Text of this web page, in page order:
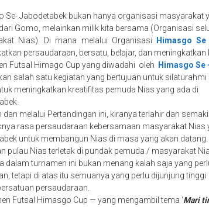
Se- Jabodetabek bukan hanya organisasi masyarakat
Gomo, melainkan milik kita bersama (Organisasi
Nias). Di mana melalui Organisasi
Himasgo
persaudaraan, bersatu, belajar, dan meningkatkan
Futsal Himago Cup yang diwadahi oleh
Himasgo Se
salah satu kegiatan yang bertujuan untuk silaturahmi
meningkatkan kreatifitas pemuda Nias yang ada di
dan melalui Pertandingan ini, kiranya terlahir dan
rasa persaudaraan kebersamaan masyarakat Nias
untuk membangun Nias di masa yang akan datang.
pulau Nias terletak di pundak pemuda / masyarakat
dalam turnamen ini bukan menang kalah saja yang
tetapi di atas itu semuanya yang perlu dijunjung tinggi
persaudaraan.
Futsal Himasgo Cup — yang mengambil tema ‘Mari